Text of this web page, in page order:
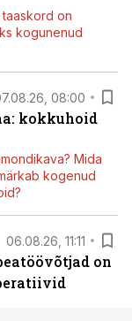
on
kogunenud
08:00
kokkuhoid
Mida
kogenud
06.08.26, 11:11
on